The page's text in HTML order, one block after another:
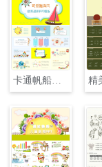
卡通帆船背景的儿童成长教育PPT